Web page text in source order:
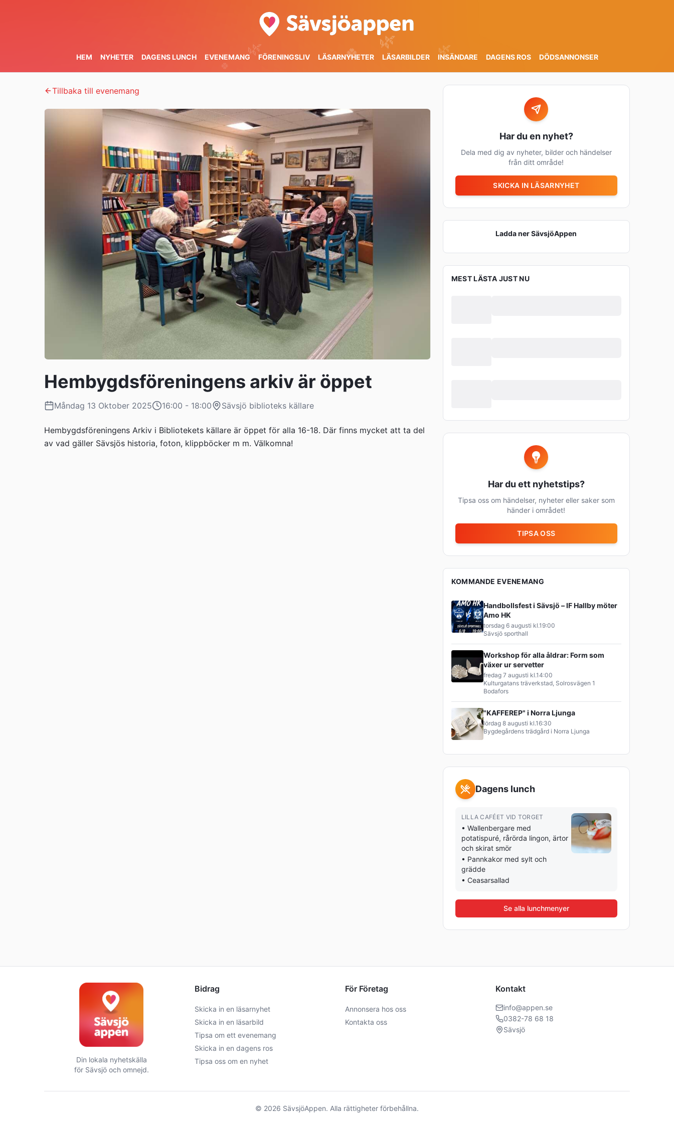
🍀 🌿
🍀
🌿 🍀 🌿 🌿
HEM NYHETER DAGENS LUNCH EVENEMANG FÖRENINGSLIV LÄSARNYHETER LÄSARBILDER INSÄNDARE DAGENS ROS DÖDSANNONSER
Tillbaka till evenemang
Hembygdsföreningens arkiv är öppet
Måndag 13 Oktober 2025 16:00 - 18:00 Sävsjö biblioteks källare
Hembygdsföreningens Arkiv i Bibliotekets källare är öppet för alla 16-18. Där finns mycket att ta del
av vad gäller Sävsjös historia, foton, klippböcker m m. Välkomna!
Har du en nyhet?
Dela med dig av nyheter, bilder och händelser
från ditt område!
SKICKA IN LÄSARNYHET
Ladda nerSävsjöAppen
MEST LÄSTA JUST NU
Har du ett nyhetstips?
Tipsa oss om händelser, nyheter eller saker som
händer i området!
TIPSA OSS
KOMMANDE EVENEMANG
Handbollsfest i Sävsjö – IF Hallby möter
Amo HK
torsdag 6 augusti kl.19:00
Sävsjö sporthall
Workshop för alla åldrar: Form som
växer ur servetter
fredag 7 augusti kl.14:00
Kulturgatans träverkstad, Solrosvägen 1
Bodafors
"KAFFEREP" i Norra Ljunga
lördag 8 augusti kl.16:30
Bygdegårdens trädgård i Norra Ljunga
Dagens lunch
LILLA CAFÉET VID TORGET
• Wallenbergare med
potatispuré, rårörda lingon, ärtor
och skirat smör
• Pannkakor med sylt och
grädde
• Ceasarsallad
Se alla lunchmenyer
Din lokala nyhetskälla
för Sävsjöoch omnejd.
Bidrag
Skicka in en läsarnyhet
Skicka in en läsarbild
Tipsa om ett evenemang
Skicka in en dagens ros
Tipsa oss om en nyhet
För Företag
Annonsera hos oss
Kontakta oss
Kontakt
info@appen.se
0382-78 68 18
Sävsjö
© 2026 SävsjöAppen. Alla rättigheter förbehållna.